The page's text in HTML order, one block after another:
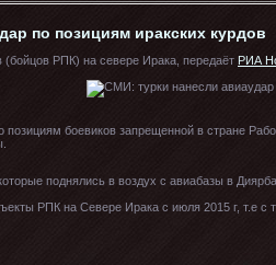
по позициям иракских курдов
(бойцов РПК) на севере Ирака, передаёт РИА
боевиков запрещенной в стране
поднялись в воздух с авиабазы в
РПК на Севере Ирака с июля 2015 г, т.е